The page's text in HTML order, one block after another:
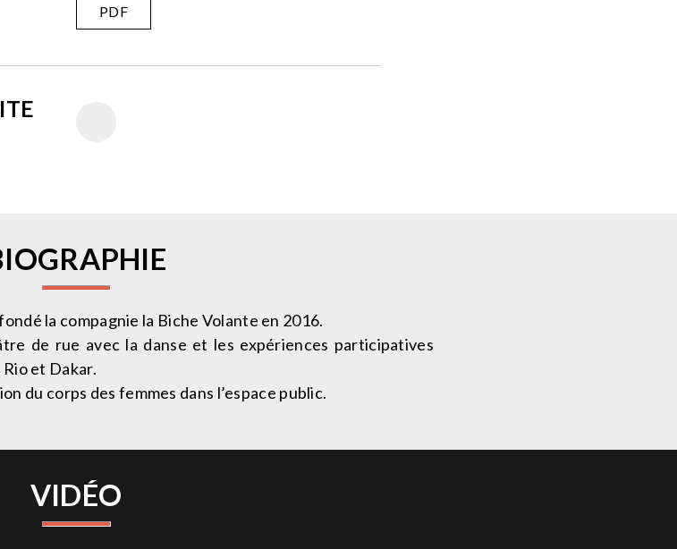
PDF
la compagnie la Biche Volante en 2016.
de rue avec la danse et les expériences participatives
et Dakar.
du corps des femmes dans l’espace public.
VIDÉO